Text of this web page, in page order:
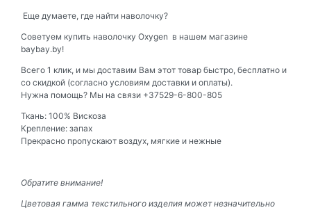
Еще думаете, где найти наволочку?
Советуем купить наволочку Oxygen в нашем магазине
baybay.by!
Всего 1 клик, и мы доставим Вам этот товар быстро, бесплатно и
со скидкой (согласно условиям доставки и оплаты).
Нужна помощь? Мы на связи +37529-6-800-805
Ткань: 100% Вискоза
Крепление: запах
Прекрасно пропускают воздух, мягкие и нежные
Обратите внимание!
Цветовая гамма текстильного изделия может незначительно